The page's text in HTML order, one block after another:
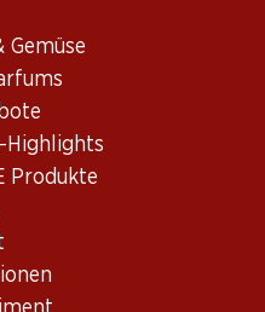
Gemüse
Highlights
Produkte
Pauillac